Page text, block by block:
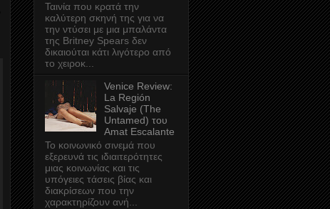
Ταινία που κρατά την
καλύτερη σκηνή της για να
την ντύσει με μια μπαλάντα
της Britney Spears δεν
δικαιούται κάτι λιγότερο από
το χειροκ...
Venice Review:
La Región
Salvaje (The
Untamed) του
Amat Escalante
Το κοινωνικό σινεμά που
εξερευνά τις ιδιαιτερότητες
μιας κοινωνίας και τις
υπόγειες τάσεις βίας και
διακρίσεων που την
χαρακτηρίζουν ανή...